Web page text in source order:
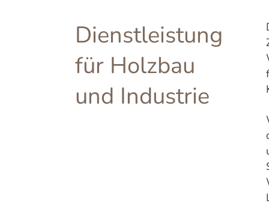
Dienstleistung
für Holzbau
und Industrie